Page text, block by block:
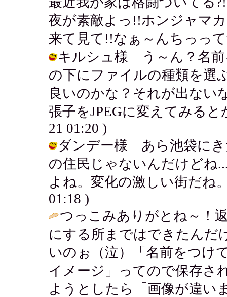
夜が素敵よっ!!ホンジャマ
来て見て!!なぁ～んちっっ
キルシュ様 う～ん？名前
の下にファイルの種類を選
良いのかな？それが出ない
張子をJPEGに変えてみる
21 01:20 )
ダンデー様 あら池袋にき
の住民じゃないんだけどね
よね。変化の激しい街だね
01:18 )
つっこみありがとね～！
にする所まではできたんだ
いのぉ（泣）「名前をつけ
イメージ」ってので保存さ
ようとしたら「画像が違い